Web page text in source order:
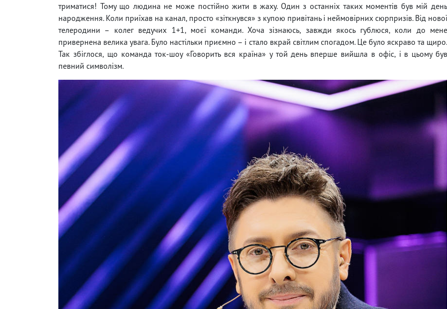
триматися! Тому що людина не може постійно жити в жаху. Один з останніх таких моментів був мій день
народження. Коли приїхав на канал, просто «зіткнувся» з купою привітань і неймовірних сюрпризів. Від нової
телеродини – колег ведучих 1+1, моєї команди. Хоча зізнаюсь, завжди якось гублюся, коли до мене
привернена велика увага. Було настільки приємно – і стало вкрай світлим спогадом. Це було яскраво та щиро.
Так збіглося, що команда ток-шоу «Говорить вся країна» у той день вперше вийшла в офіс, і в цьому був
певний символізм.